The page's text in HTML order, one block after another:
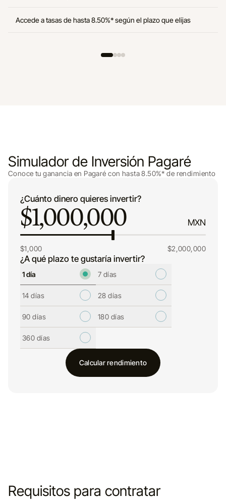
Accede a tasas de hasta 8.50%* según el plazo que elijas
Simulador de Inversión Pagaré
Conoce tu ganancia en Pagaré con hasta 8.50%* de rendimiento
¿Cuánto dinero quieres invertir?
$1,000,000 MXN
$1,000 $2,000,000
¿A qué plazo te gustaría invertir?
1 día 7 días
14 días 28 días
90 días 180 días
360 días
Calcular rendimiento
Requisitos para contratar